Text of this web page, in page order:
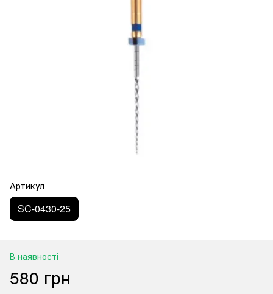
Артикул
SC-0430-25
В наявності
580 грн